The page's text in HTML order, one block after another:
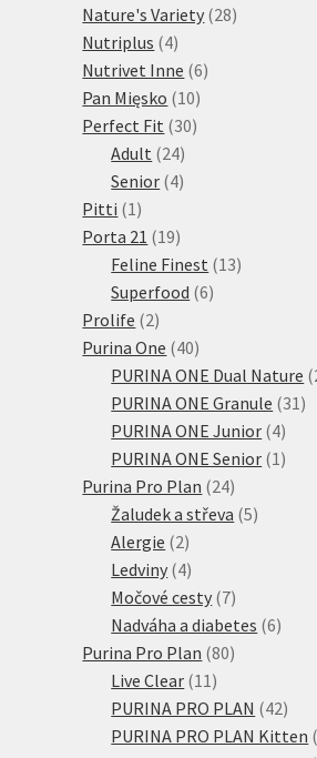
Nature's Variety 2828
Nutriplus 44
produkty
Nutrivet Inne 66
Pan Mięsko 1010
produktů
Perfect Fit 3030
Adult 2424
produktů
Senior 44
Pitti 1 1
produkt
Porta 21 1919
produktů
Feline Finest 1313
Superfood 66
Prolife 22
produkty
Purina One 4040
produktů
PURINA ONE Dual Nature
PURINA ONE Granule 31 31
PURINA ONE Junior 44
PURINA ONE Senior 1 1
Purina Pro Plan 2424
produktů
Žaludek a střeva 55
Alergie 22
produkty
Ledviny 44
produkty
Močové cesty 77
produktů
Nadváha a diabetes 66
Purina Pro Plan 8080
Live Clear 11 11
produktů
PURINA PRO PLAN 4242
PURINA PRO PLAN Kitten